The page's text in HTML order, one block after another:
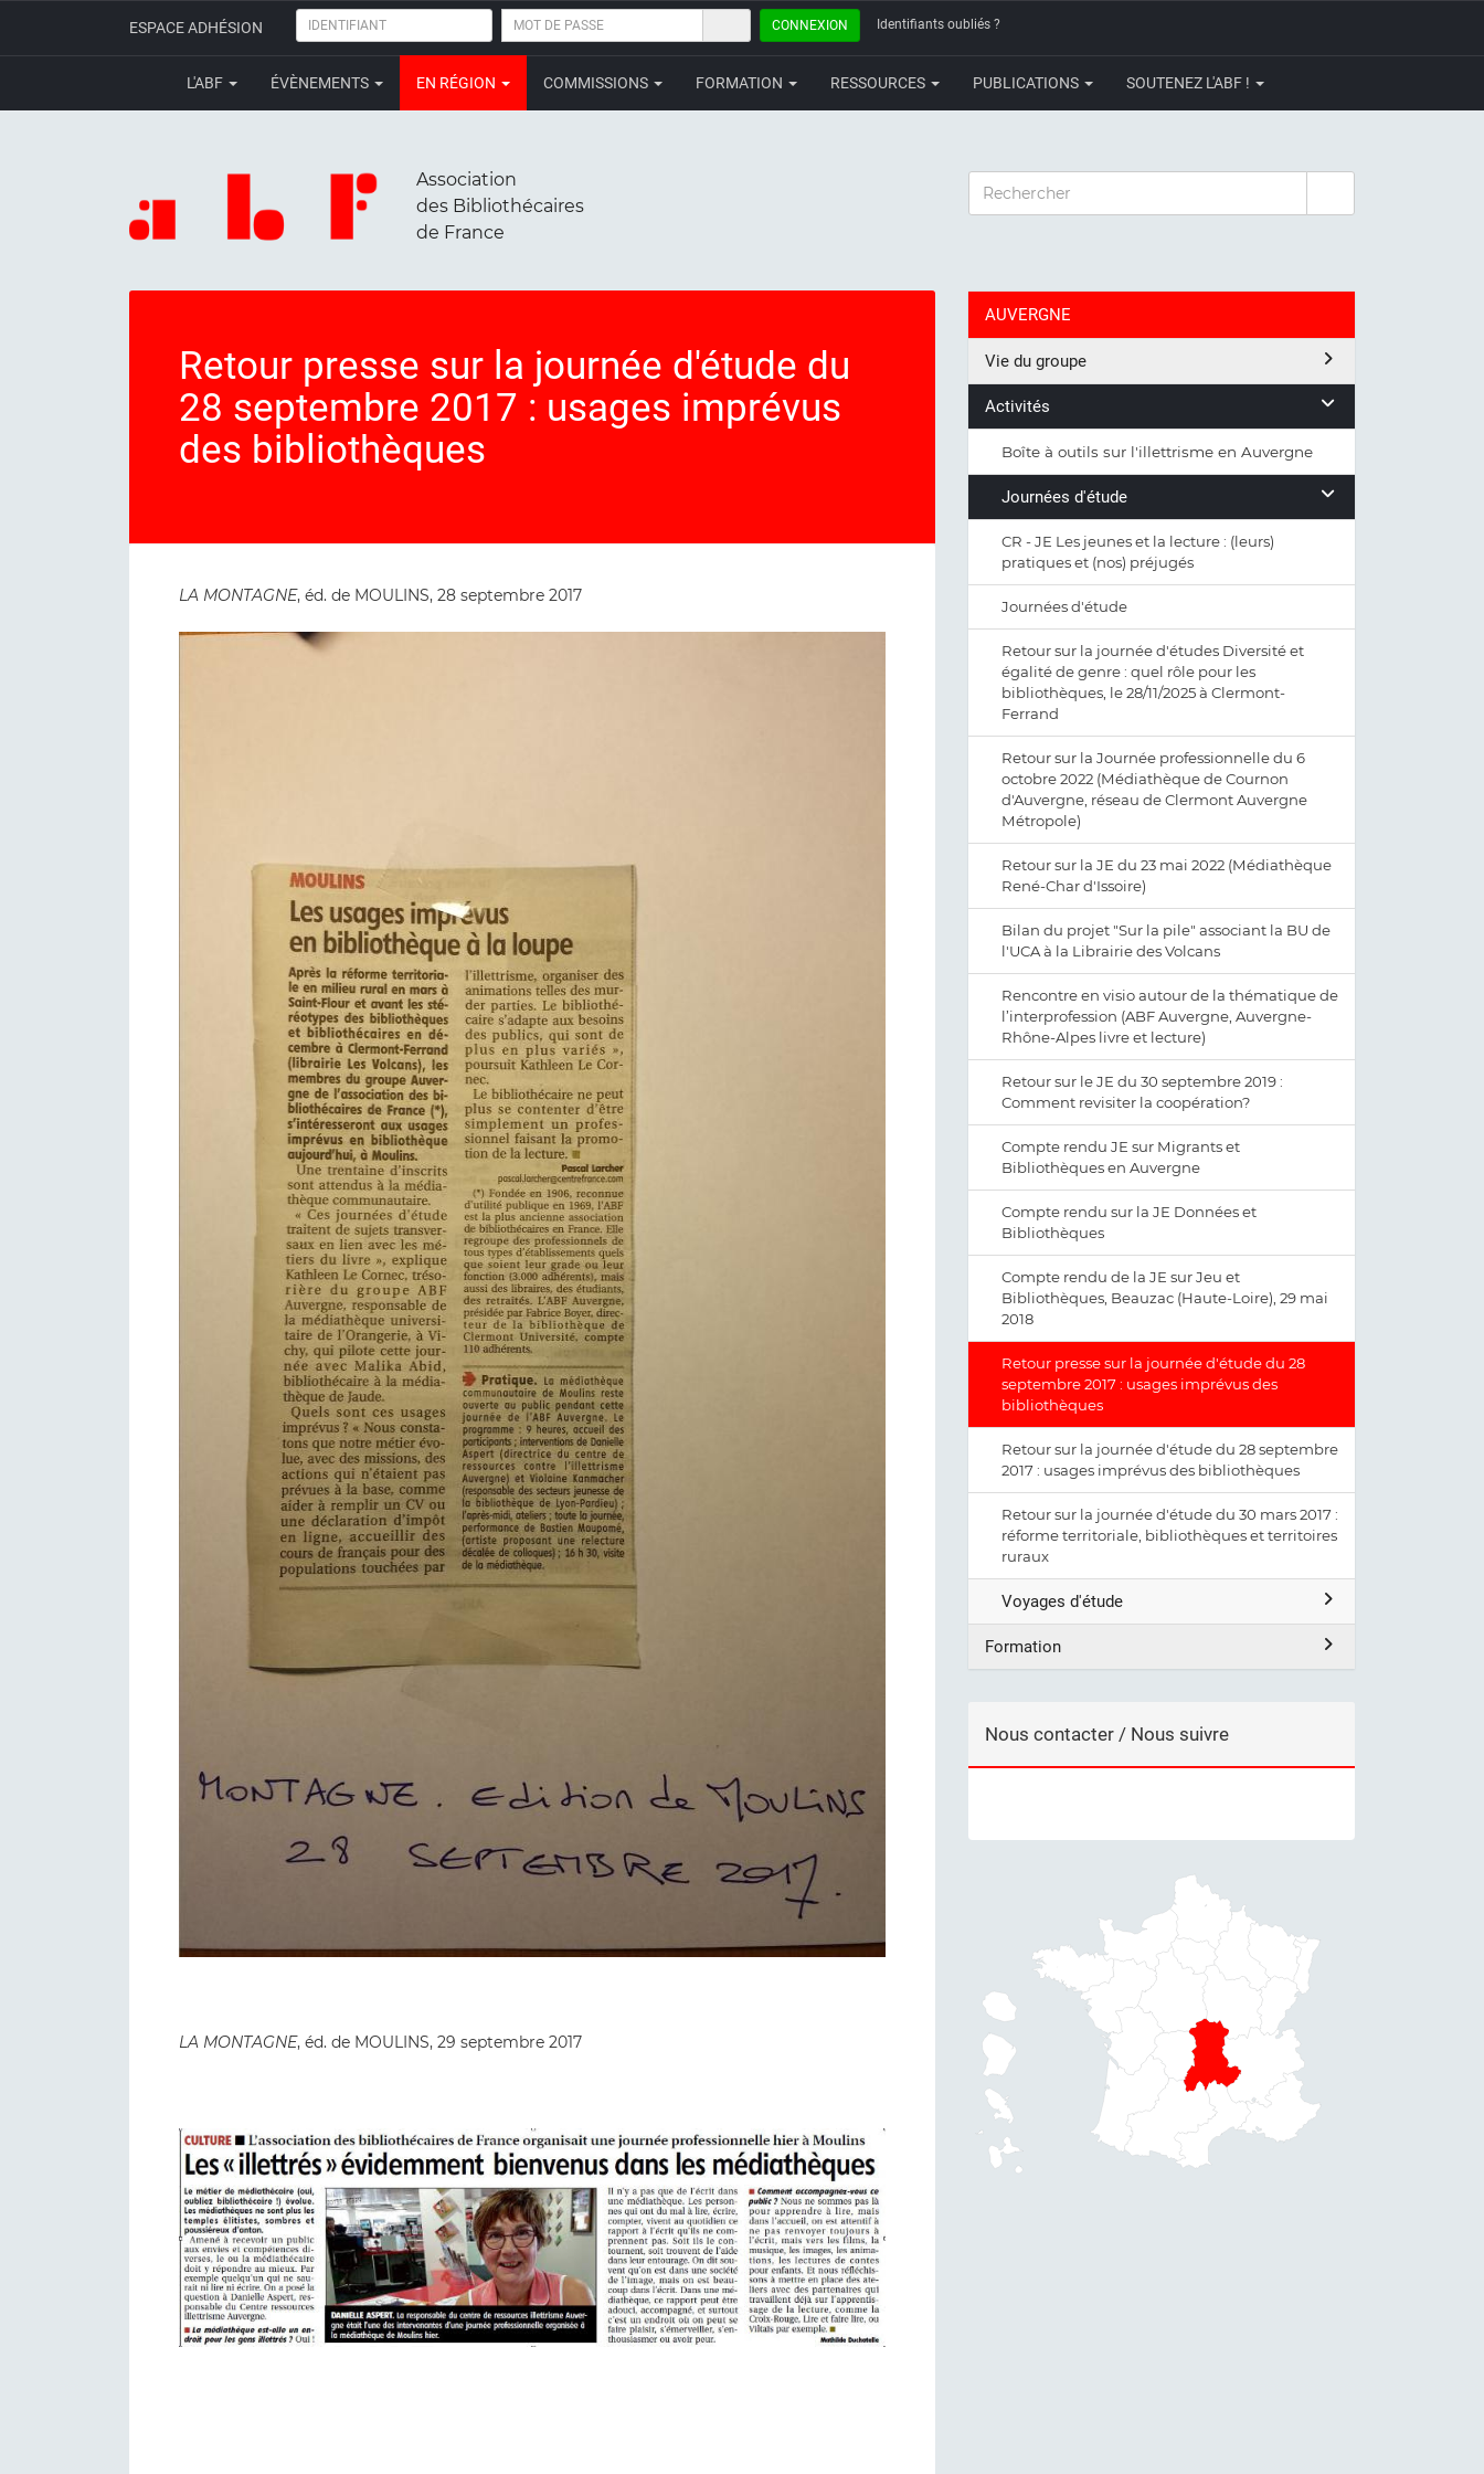
ESPACE ADHÉSION IDENTIFIANT
MOT
PASSE
CONNEXION Identifiants oubliés ?
L'ABF ÉVÈNEMENTS EN RÉGION COMMISSIONS FORMATION RESSOURCES PUBLICATIONS SOUTENEZ L'ABF !
Association
des Bibliothécaires
de France
RECHERCHER
Retour presse sur la journée d'étude du
28 septembre 2017 : usages imprévus
des bibliothèques
LA MONTAGNE, éd. de MOULINS, 28 septembre 2017
LA MONTAGNE, éd. de MOULINS, 29 septembre 2017
AUVERGNE
Vie du groupe
Activités
Boîte à outils sur l'illettrisme en Auvergne
Journées d'étude
CR - JE Les jeunes et la lecture : (leurs)
pratiques et (nos) préjugés
Journées d'étude
Retour sur la journée d'études Diversité et
égalité de genre : quel rôle pour les
bibliothèques, le 28/11/2025 à Clermont-
Ferrand
Retour sur la Journée professionnelle du 6
octobre 2022 (Médiathèque de Cournon
d'Auvergne, réseau de Clermont Auvergne
Métropole)
Retour sur la JE du 23 mai 2022 (Médiathèque
René-Char d'Issoire)
Bilan du projet "Sur la pile" associant la BU de
l'UCA à la Librairie des Volcans
Rencontre en visio autour de la thématique de
l’interprofession (ABF Auvergne, Auvergne-
Rhône-Alpes livre et lecture)
Retour sur le JE du 30 septembre 2019 :
Comment revisiter la coopération?
Compte rendu JE sur Migrants et
Bibliothèques en Auvergne
Compte rendu sur la JE Données et
Bibliothèques
Compte rendu de la JE sur Jeu et
Bibliothèques, Beauzac (Haute-Loire), 29 mai
2018
Retour presse sur la journée d'étude du 28
septembre 2017 : usages imprévus des
bibliothèques
Retour sur la journée d'étude du 28 septembre
2017 : usages imprévus des bibliothèques
Retour sur la journée d'étude du 30 mars 2017 :
réforme territoriale, bibliothèques et territoires
ruraux
Voyages d'étude
Formation
Nous contacter / Nous suivre